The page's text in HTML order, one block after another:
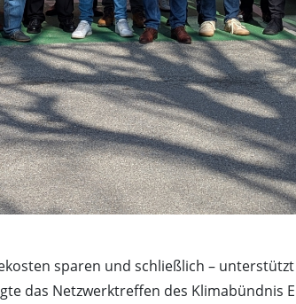
sparen und schließlich –
das Netzwerktreffen des Klimabündnis